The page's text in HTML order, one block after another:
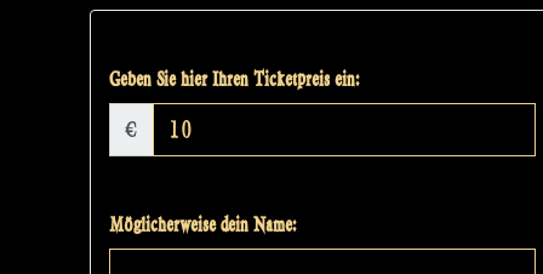
Geben Sie hier Ihren Ticketpreis ein:
€
Möglicherweise dein Name: